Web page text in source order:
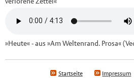
»Heute« - aus »Am Weltenrand. Prosa«
Startseite Impressum